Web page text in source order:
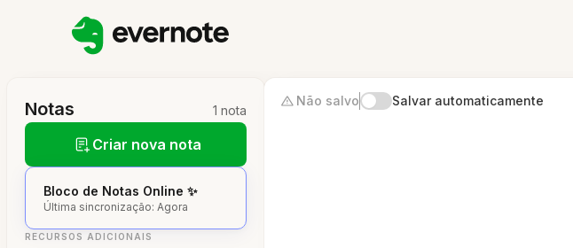
Notas 1 nota
Criar nova nota
Bloco de Notas Online ✨
Última sincronização: Agora
RECURSOS ADICIONAIS
Não salvo Salvar automaticamente